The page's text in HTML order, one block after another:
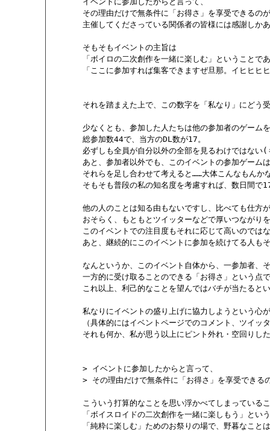
その理由だけで無条件に「お得さ」を享受できるの
主催してくださっている関係者の皆様には感謝しか
       そもそもイベントの主旨は
「ボイロの二次創作を一緒に楽しむ」ということで
「ここに参加すれば集客できますぜ旦那。イヒヒヒ
それを踏まえた上で、この数字を「私なり」にどう
少なくとも、参加した人たちは他の参加者のゲーム
       総参加数44で、当方のDL数が17。
必ずしも全員が自分以外の全部を見るわけではない
あと、参加者以外でも、このイベントの参加ゲーム
それらを足し合わせて考えると……大体こんなもんか
そもそも普段の私の知名度を考慮すれば、数日間で
他の人のことは知る由もないですし、比べても仕方
おそらく、もともとツイッターなどで厚いつながり
このイベントでの注目度もそれに応じて高いのでは
あと、継続的にこのイベントに参加を続けてる人も
なんというか、このイベント自体から、一参加者、
一方的に受け取ることのできる「お得さ」という点
これ以上、利己的なことを望んではバチが当たると
私なりにイベントの盛り上げに協力しようという心
（具体的にはイベントページでのコメント、ツイッ
それも何か、私が思う以上にピント外れ・空回りし
       > イベントに参加したからと言って、
> その理由だけで無条件に「お得さ」を享受できる
こういう打算的なことを思い浮かべてしまっている
「ボイスロイドの二次創作を一緒に楽しもう」とい
「純粋に楽しむ」ためのお祭りの場で、野暮なこと